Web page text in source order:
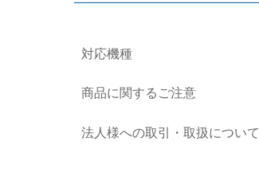
対応機種
商品に関するご注意
法人様への取引・取扱について